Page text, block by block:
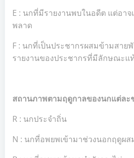
E : นกที่มีรายงานพบในอดีต แต่อา
พลาด
F : นกที่เป็นประชากรผสมข้ามสาย
รายงานของประชากรที่มีลักษณะแ
สถานภาพตามฤดูกาลของนกแต่ละ
R : นกประจำถิ่น
N : นกที่อพยพเข้ามาช่วงนอกฤดูผ